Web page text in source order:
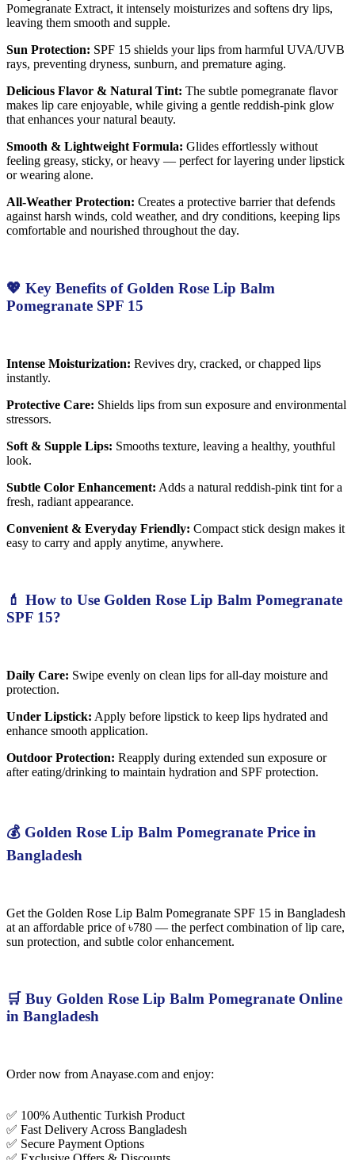
Pomegranate Extract, it intensely moisturizes and softens dry lips,
leaving them smooth and supple.
Sun Protection: SPF 15 shields your lips from harmful UVA/UVB
rays, preventing dryness, sunburn, and premature aging.
Delicious Flavor & Natural Tint: The subtle pomegranate flavor
makes lip care enjoyable, while giving a gentle reddish-pink glow
that enhances your natural beauty.
Smooth & Lightweight Formula: Glides effortlessly without
feeling greasy, sticky, or heavy — perfect for layering under lipstick
or wearing alone.
All-Weather Protection: Creates a protective barrier that defends
against harsh winds, cold weather, and dry conditions, keeping lips
comfortable and nourished throughout the day.
💖 Key Benefits of Golden Rose Lip Balm
Pomegranate SPF 15
Intense Moisturization: Revives dry, cracked, or chapped lips
instantly.
Protective Care: Shields lips from sun exposure and environmental
stressors.
Soft & Supple Lips: Smooths texture, leaving a healthy, youthful
look.
Subtle Color Enhancement: Adds a natural reddish-pink tint for a
fresh, radiant appearance.
Convenient & Everyday Friendly: Compact stick design makes it
easy to carry and apply anytime, anywhere.
💄 How to Use Golden Rose Lip Balm Pomegranate
SPF 15?
Daily Care: Swipe evenly on clean lips for all-day moisture and
protection.
Under Lipstick: Apply before lipstick to keep lips hydrated and
enhance smooth application.
Outdoor Protection: Reapply during extended sun exposure or
after eating/drinking to maintain hydration and SPF protection.
💰 Golden Rose Lip Balm Pomegranate Price in
Bangladesh
Get the Golden Rose Lip Balm Pomegranate SPF 15 in Bangladesh
at an affordable price of ৳780 — the perfect combination of lip care,
sun protection, and subtle color enhancement.
🛒 Buy Golden Rose Lip Balm Pomegranate Online
in Bangladesh
Order now from Anayase.com and enjoy:
✅ 100% Authentic Turkish Product
✅ Fast Delivery Across Bangladesh
✅ Secure Payment Options